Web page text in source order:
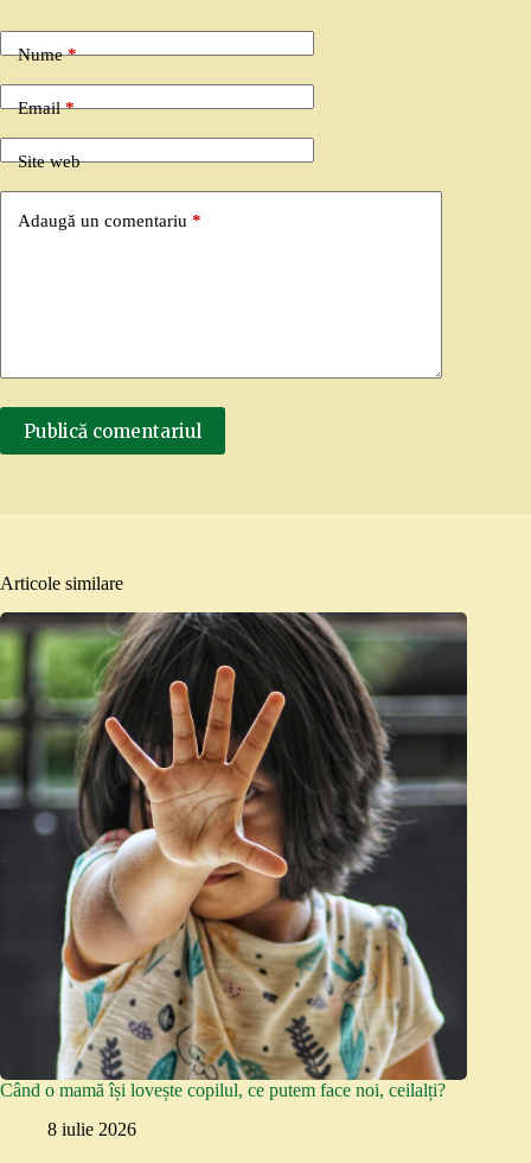
Nume*
Email*
Site web
Adaugă un comentariu *
Publică comentariul
Articole similare
Când o mamă își lovește copilul, ce putem face noi, ceilalți?
8 iulie 2026